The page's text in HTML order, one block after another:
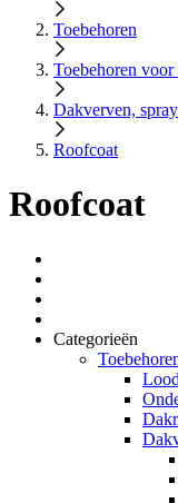
Toebehoren
Toebehoren voor
Dakverven,
Roofcoat
Roofcoat
Categorieën